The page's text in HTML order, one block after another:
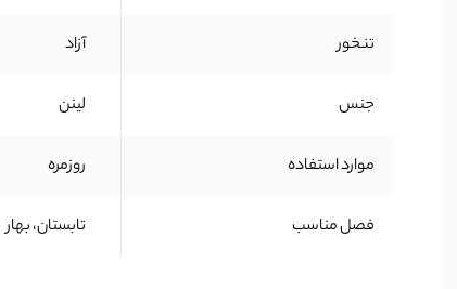
تنخور آزاد
جنس لینن
موارد استفاده روزمره
فصل مناسب تابستان، بهار